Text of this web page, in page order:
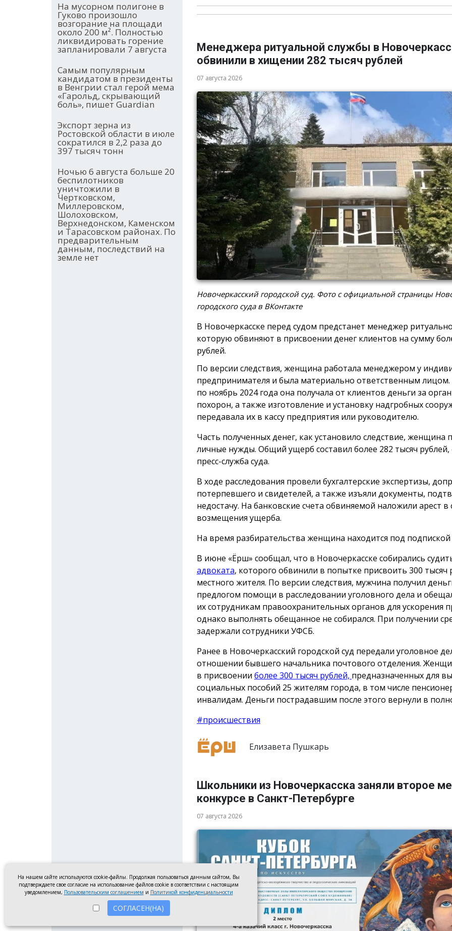
На мусорном полигоне в
Гуково произошло
возгорание на площади
около 200 м². Полностью
ликвидировать горение
запланировали 7 августа
Самым популярным
кандидатом в президенты
в Венгрии стал герой мема
«Гарольд, скрывающий
боль», пишет Guardian
Экспорт зерна из
Ростовской области в июле
сократился в 2,2 раза до
397 тысяч тонн
Ночью 6 августа больше 20
беспилотников
уничтожили в
Чертковском,
Миллеровском,
Шолоховском,
Верхнедонском, Каменском
и Тарасовском районах. По
предварительным
данным, последствий на
земле нет
Менеджера ритуальной службы в
обвинили в хищении 282 тысяч рублей
07 августа 2026
Новочеркасский городской суд. Фото с официальной страницы
городского суда в ВКонтакте
В Новочеркасске перед судом предстанет менеджер
которую обвиняют в присвоении денег клиентов на сумму
рублей.
По версии следствия, женщина работала менеджером у
предпринимателя и была материально ответственным лицом.
по ноябрь 2024 года она получала от клиентов деньги за
похорон, а также изготовление и установку надгробных
передавала их в кассу предприятия или руководителю.
Часть полученных денег, как установило следствие, женщина
личные нужды. Общий ущерб составил более 282 тысяч
пресс-служба суда.
В ходе расследования провели бухгалтерские экспертизы,
потерпевшего и свидетелей, а также изъяли документы,
недостачу. На банковские счета обвиняемой наложили арест в
возмещения ущерба.
На время разбирательства женщина находится под
В июне «Ёрш» сообщал, что в Новочеркасске собирались
адвоката, которого обвинили в попытке присвоить 300 тысяч
местного жителя. По версии следствия, мужчина получил
предлогом помощи в расследовании уголовного дела и
их сотрудникам правоохранительных органов для ускорения
однако выполнять обещанное не собирался. При получении
задержали сотрудники УФСБ.
Ранее в Новочеркасский городской суд передали уголовное
отношении бывшего начальника почтового отделения.
в присвоении более 300 тысяч рублей, предназначенных для
социальных пособий 25 жителям города, в том числе
инвалидам. Деньги пострадавшим после этого вернули в
#происшествия
Елизавета Пушкарь
Школьники из Новочеркасска заняли второе
конкурсе в Санкт-Петербурге
07 августа 2026
На нашем сайте используются cookie-файлы. Продолжая пользоваться данным сайтом, Вы
подтверждаете свое согласие на использование файлов cookie в соответствии с настоящим
уведомлением, Пользовательским соглашением и Политикой конфиденциальности
СОГЛАСЕН(НА)